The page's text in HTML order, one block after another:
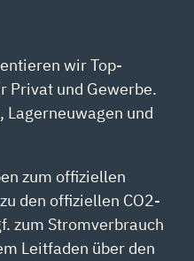
wir Top-
Privat und Gewerbe.
Lagerneuwagen und
zum offiziellen
den offiziellen CO2-
zum Stromverbrauch
Leitfaden über den